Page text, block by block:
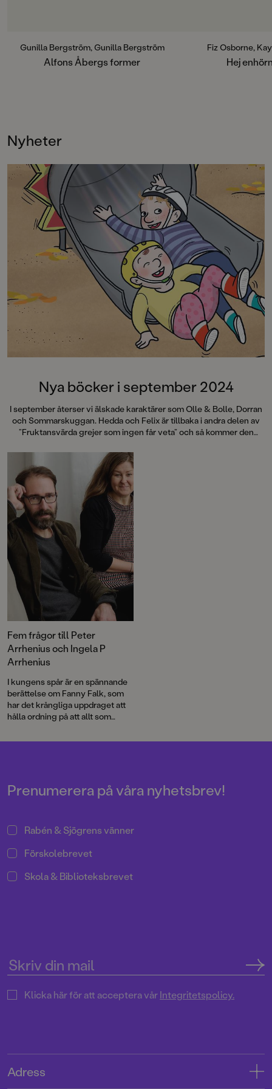
Board book
Gunilla Bergström, Gunilla Bergström
Alfons Åbergs former
Fiz Osborne,
Hej
Nyheter
Nya böcker i september 2024
I september återser vi älskade karaktärer som Olle & Bolle, Dorran
och Sommarskuggan. Hedda och Felix är tillbaka i andra delen av
”Fruktansvärda grejer som ingen får veta” och så kommer den
Augustprisade Ellen Strömberg är tillbaka med en ny bladvändare,
och det är även Alex Khourie som förra året gjorde en bejublad
debut medBror
. Den som redan nu längtar efter vinter och jul kan
se fram emot en förtrollande julsaga för hela familjen av
fantasymästarna Sara Bergmark Elfgren och Johan Egerkrans.
Välkommen till en maxad bokmånad!
Fem frågor till Peter
Arrhenius och Ingela P
Arrhenius
I kungens spår är en spännande
berättelse om Fanny Falk, som
har det krångliga uppdraget att
hålla ordning på att allt som
Prenumerera på våra nyhetsbrev!
Rabén & Sjögrens vänner
Förskolebrevet
Skola & Biblioteksbrevet
Klicka här för att acceptera vårIntegritetspolicy.
Adress